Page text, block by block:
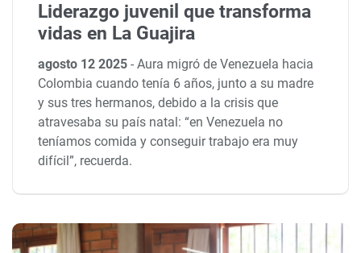
Liderazgo juvenil que transforma
vidas en La Guajira
agosto 12 2025-Aura migró de Venezuela hacia
Colombia cuando tenía 6 años, junto a su madre
y sus tres hermanos, debido a la crisis que
atravesaba su país natal: “en Venezuela no
teníamos comida y conseguir trabajo era muy
difícil”, recuerda.